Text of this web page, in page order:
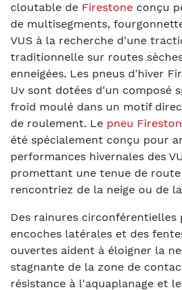
cloutable de Firestone conçu
de multisegments,
VUS à la recherche d'une
traditionnelle sur routes
enneigées. Les pneus d'hiver
Uv sont dotées d'un composé
froid moulé dans un motif
de roulement. Le pneu
été spécialement conçu pour
performances hivernales des
promettant une tenue de
rencontriez de la neige ou de
Des rainures circonférentielles
encoches latérales et des
ouvertes aident à éloigner la
stagnante de la zone de
résistance à l'aquaplanage et